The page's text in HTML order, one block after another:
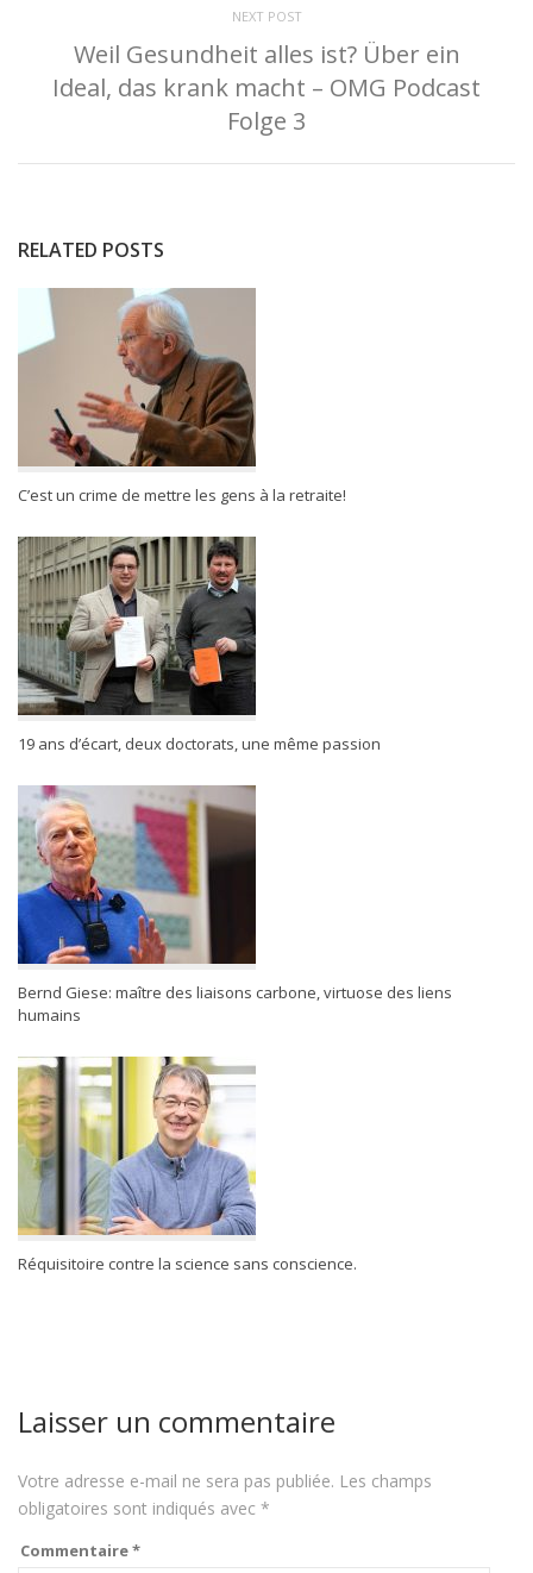
NEXT POST
Weil Gesundheit alles ist? Über ein
Ideal, das krank macht – OMG Podcast
Folge 3
RELATED POSTS
C’est un crime de mettre les gens à la retraite!
19 ans d’écart, deux doctorats, une même passion
Bernd Giese: maître des liaisons carbone, virtuose des liens
humains
Réquisitoire contre la science sans conscience.
Laisser un commentaire
Votre adresse e-mail ne sera pas publiée. Les champs
obligatoires sont indiqués avec *
Commentaire*